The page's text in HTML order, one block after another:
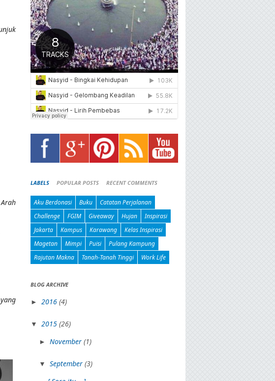
LABELS POPULAR POSTS RECENT COMMENTS
Aku Berdonasi Buku
Catatan Perjalanan
Challenge
FGIM Giveaway Hujan
Inspirasi
Jakarta
Kampus Karawang
Kelas Inspirasi
Magetan
Mimpi Puisi
Pulang Kampung
Rajutan Makna
Tanah-Tanah Tinggi Work Life
BLOG ARCHIVE
► 2016 (4)
▼ 2015 (26)
► November (1)
▼ September (3)